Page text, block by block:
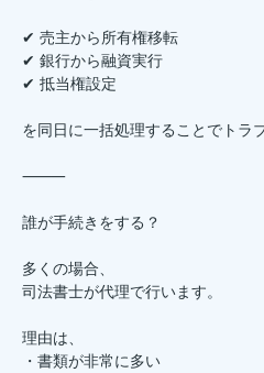
✔ 売主から所有権移転
✔ 銀行から融資実行
✔ 抵当権設定
を同日に一括処理することでトラ
⸻
誰が手続きをする？
多くの場合、
司法書士が代理で行います。
理由は、
・書類が非常に多い